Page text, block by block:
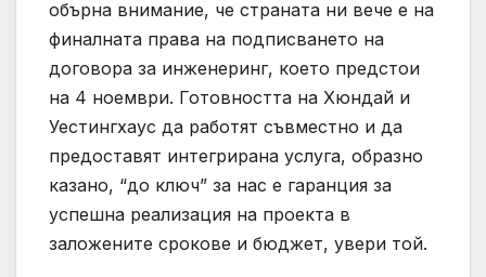
обърна внимание, че страната ни вече е на
финалната права на подписването на
договора за инженеринг, което предстои
на 4 ноември. Готовността на Хюндай и
Уестингхаус да работят съвместно и да
предоставят интегрирана услуга, образно
казано, “до ключ” за нас е гаранция за
успешна реализация на проекта в
заложените срокове и бюджет, увери той.